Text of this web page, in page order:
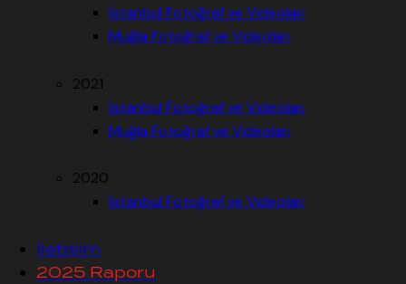
İstanbul Fotoğraf ve Videoları
Muğla Fotoğraf ve Videoları
2021
İstanbul Fotoğraf ve Videoları
Muğla Fotoğraf ve Videoları
2020
İstanbul Fotoğraf ve Videoları
İletişim
2025 Raporu